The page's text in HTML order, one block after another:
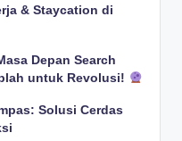
& Staycation di
Depan Search
untuk Revolusi!
Solusi Cerdas